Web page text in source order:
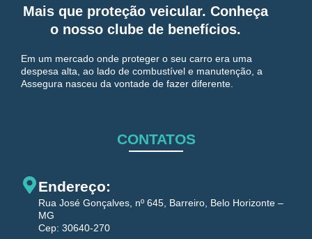
Mais que proteção veicular. Conheça
o nosso clube de benefícios.
Em um mercado onde proteger o seu carro era uma
despesa alta, ao lado de combustível e manutenção, a
Assegura nasceu da vontade de fazer diferente.
CONTATOS
Endereço:
Rua José Gonçalves, nº 645, Barreiro, Belo Horizonte –
MG
Cep: 30640-270